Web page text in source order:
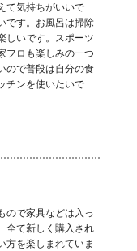
て気持ちがいいで
です。お風呂は掃除
しいです。スポーツ
フロも楽しみの一つ
ので普段は自分の食
チンを使いたいで
ので家具などは入っ
全て新しく購入され
方を楽しまれていま